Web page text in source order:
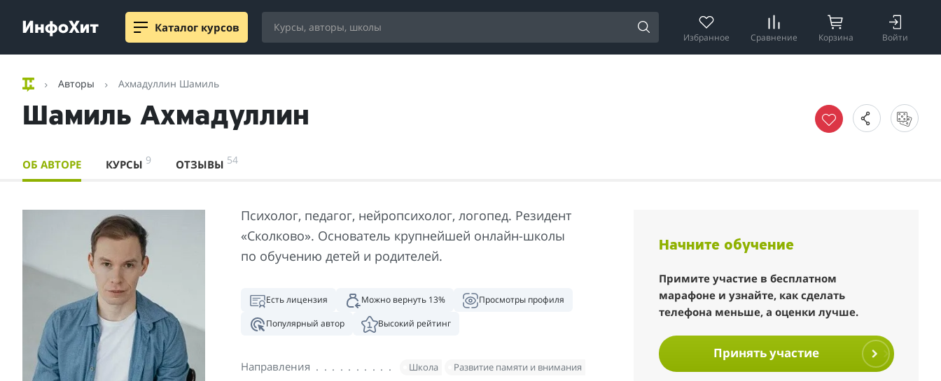
Каталог курсов
Избранное Сравнение Корзина Войти
Авторы Ахмадуллин Шамиль
Шамиль Ахмадуллин
ОБ АВТОРЕ КУРСЫ 9 ОТЗЫВЫ 54
Психолог, педагог, нейропсихолог, логопед. Резидент
«Сколково». Основатель крупнейшей онлайн-школы
по обучению детей и родителей.
Есть лицензия Можно вернуть 13%
Просмотры профиля
Популярный автор
Высокий рейтинг
Направления Школа Развитие памяти и внимания
Начните обучение
Примите участие в бесплатном
марафоне и узнайте, как сделать
телефона меньше, а оценки лучше.
Принять участие